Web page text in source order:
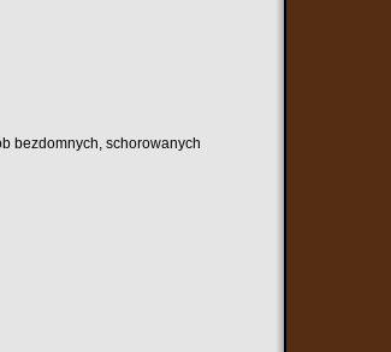
bezdomnych, schorowanych